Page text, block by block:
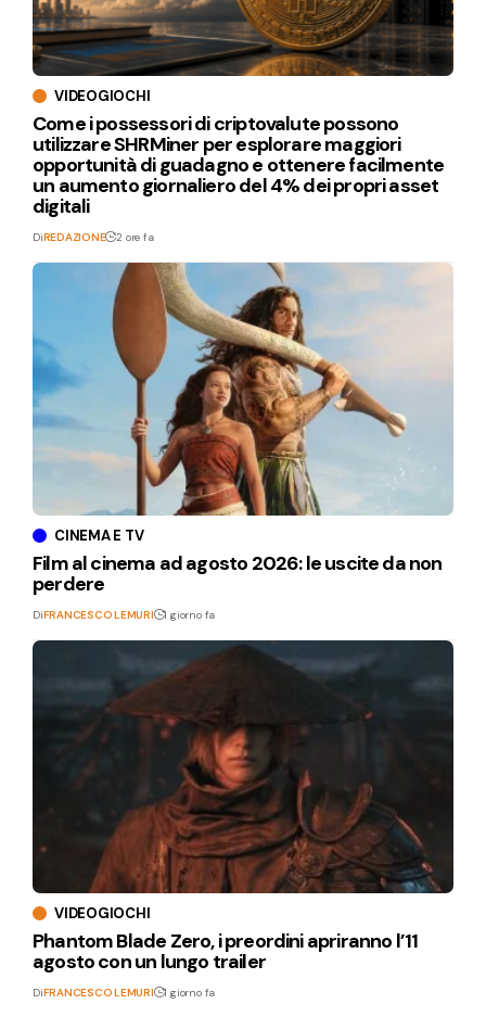
VIDEOGIOCHI
Come i possessori di criptovalute possono
utilizzare SHRMiner per esplorare maggiori
opportunità di guadagno e ottenere facilmente
un aumento giornaliero del 4% dei propri asset
digitali
DiREDAZIONE 2 ore fa
CINEMA E TV
Film al cinema ad agosto 2026: le uscite da non
perdere
DiFRANCESCO LEMURI 1 giorno fa
VIDEOGIOCHI
Phantom Blade Zero, i preordini apriranno l’11
agosto con un lungo trailer
DiFRANCESCO LEMURI 1 giorno fa